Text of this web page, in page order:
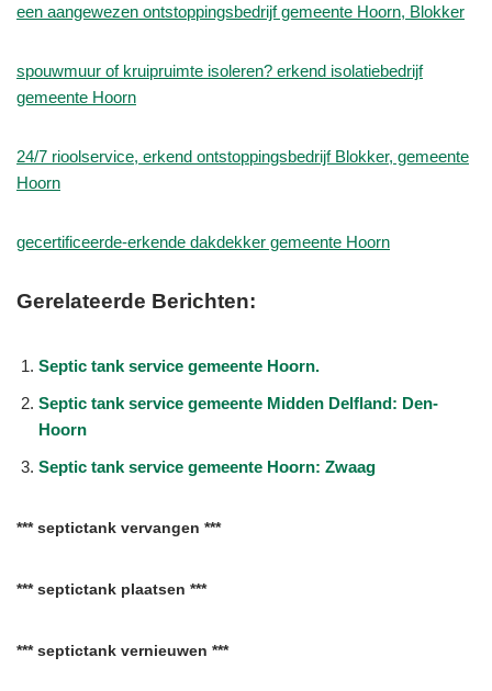
een aangewezen ontstoppingsbedrijf gemeente Hoorn, Blokker
spouwmuur of kruipruimte isoleren? erkend isolatiebedrijf
gemeente Hoorn
24/7 rioolservice, erkend ontstoppingsbedrijf Blokker, gemeente
Hoorn
gecertificeerde-erkende dakdekker gemeente Hoorn
Gerelateerde Berichten:
Septic tank service gemeente Hoorn.
Septic tank service gemeente Midden Delfland: Den-
Hoorn
Septic tank service gemeente Hoorn: Zwaag
*** septictank vervangen ***
*** septictank plaatsen ***
*** septictank vernieuwen ***